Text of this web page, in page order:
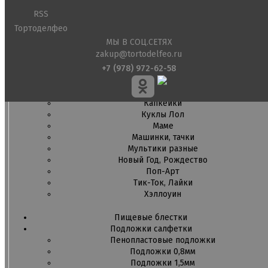
Амонг ас, Бравл старс, Майнкрафт
Бабочки Съедобная печать
Для мужчин
Единороги
Из фильмов
Капкейки
Куклы Лол
Маме
Машинки, тачки
Мультики разные
Новый Год, Рождество
Поп-Арт
Тик-Ток, Лайки
Хэллоуин
Пищевые блестки
Подложки салфетки
Пенопластовые подложки
Подложки 0,8мм
Подложки 1,5мм
RSS
Тортоделфео
МЫ В СОЦ.СЕТЯХ
zakup@tortodelfeo.ru
+7 (978) 972-62-58